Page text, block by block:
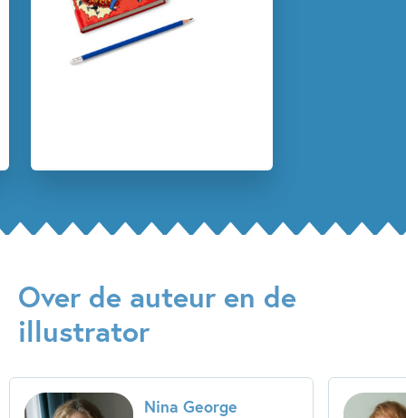
Pesten & misbruik
Sprookjes, mythen & legendes
Vriendschap
Over de auteur en de
illustrator
Nina George